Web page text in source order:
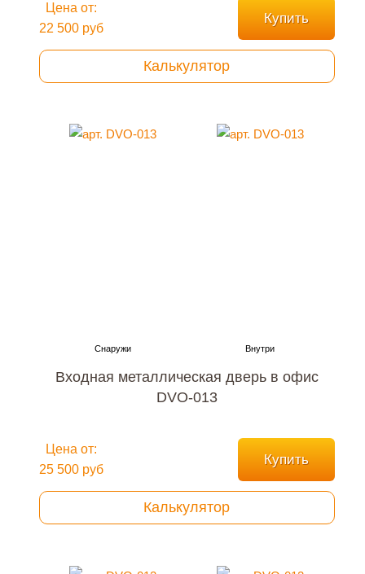
Цена от:
22 500 руб
Купить
Калькулятор
Входная металлическая дверь в офис
DVO-013
Цена от:
25 500 руб
Купить
Калькулятор